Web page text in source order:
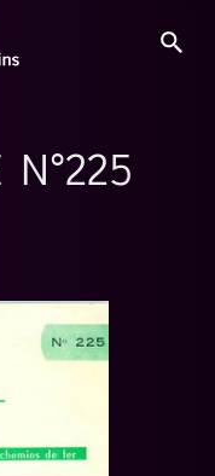
N°225